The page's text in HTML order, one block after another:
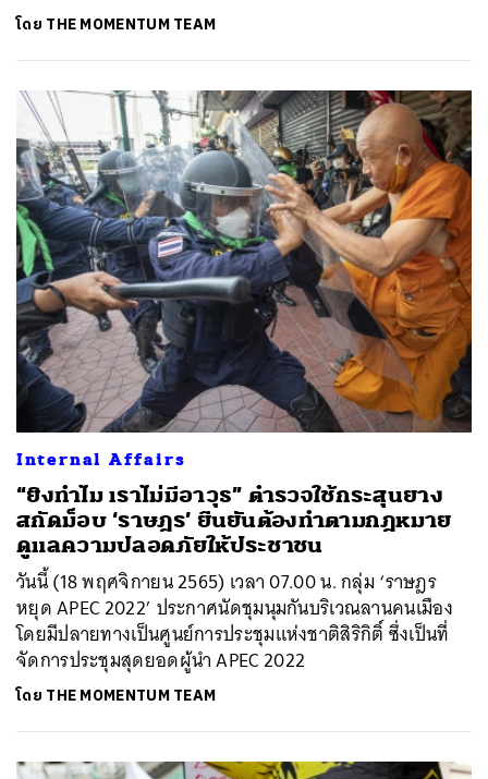
โดย THE MOMENTUM TEAM
Internal Affairs
“ยิงทำไม เราไม่มีอาวุธ” ตำรวจใช้กระสุนยาง
สกัดม็อบ ‘ราษฎร’ ยืนยันต้องทำตามกฎหมาย
ดูแลความปลอดภัยให้ประชาชน
วันนี้ (18 พฤศจิกายน 2565) เวลา 07.00 น. กลุ่ม ‘ราษฎร
หยุด APEC 2022’ ประกาศนัดชุมนุมกันบริเวณลานคนเมือง
โดยมีปลายทางเป็นศูนย์การประชุมแห่งชาติสิริกิติ์ ซึ่งเป็นที่
จัดการประชุมสุดยอดผู้นำ APEC 2022
โดย THE MOMENTUM TEAM
ค้นหา